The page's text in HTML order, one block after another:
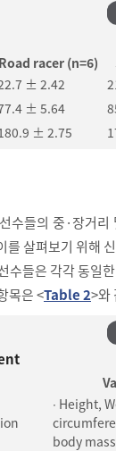
Road racer (n=6)
± 2.42
± 5.64
± 2.75
수들의 중·장거리
를 살펴보기 위해
수들은 각각 동일
목은 <Table 2>와
∙ Height,
body